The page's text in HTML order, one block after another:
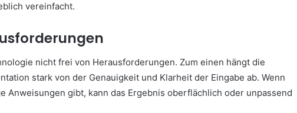
vereinfacht.
nicht frei von Herausforderungen. Zum einen hängt die
stark von der Genauigkeit und Klarheit der Eingabe ab. Wenn
Anweisungen gibt, kann das Ergebnis oberflächlich oder unpassend